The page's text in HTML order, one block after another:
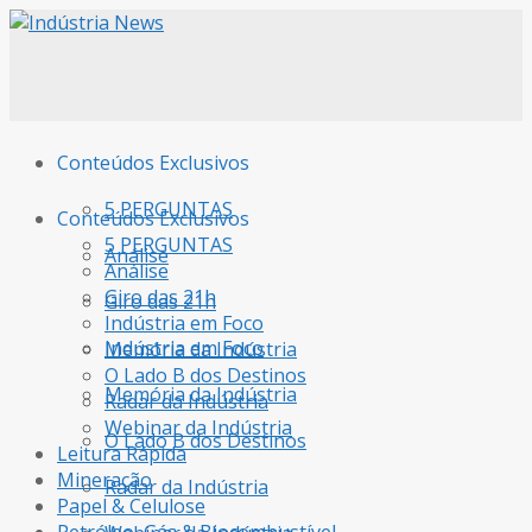
Conteúdos Exclusivos
5 PERGUNTAS
Análise
Giro das 21h
Indústria em Foco
Memória da Indústria
O Lado B dos Destinos
Radar da Indústria
Conteúdos Exclusivos
5 PERGUNTAS
Análise
Giro das 21h
Indústria em Foco
Memória da Indústria
O Lado B dos Destinos
Radar da Indústria
Webinar da Indústria
Leitura Rápida
Mineração
Papel & Celulose